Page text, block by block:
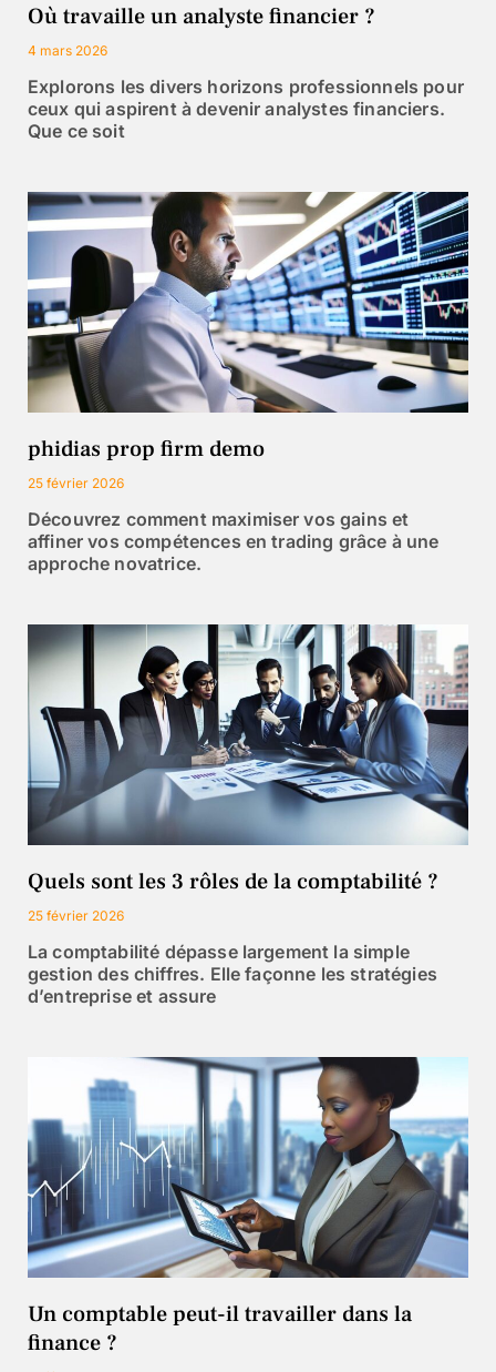
Où travaille un analyste financier ?
4 mars 2026
Explorons les divers horizons professionnels pour
ceux qui aspirent à devenir analystes financiers.
Que ce soit
phidias prop firm demo
25 février 2026
Découvrez comment maximiser vos gains et
affiner vos compétences en trading grâce à une
approche novatrice.
Quels sont les 3 rôles de la comptabilité ?
25 février 2026
La comptabilité dépasse largement la simple
gestion des chiffres. Elle façonne les stratégies
d’entreprise et assure
Un comptable peut-il travailler dans la
finance ?